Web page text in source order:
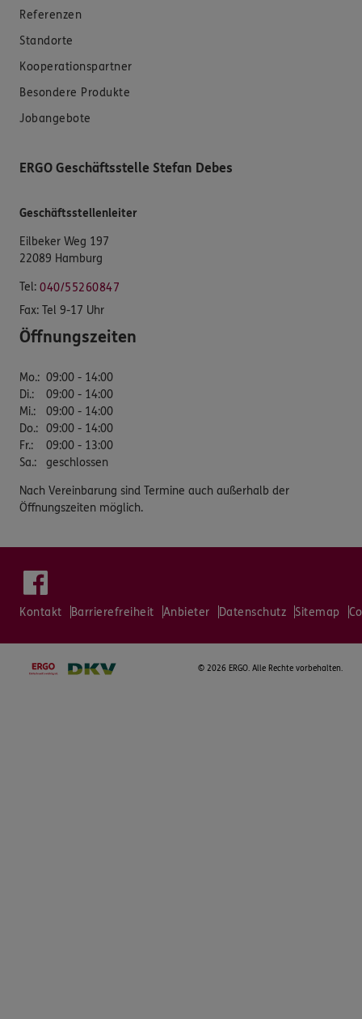
Referenzen
Standorte
Kooperationspartner
Besondere Produkte
Jobangebote
ERGO Geschäftsstelle Stefan Debes
Geschäftsstellenleiter
Eilbeker Weg 197
22089 Hamburg
Tel: 040/55260847
Fax: Tel 9-17 Uhr
Öffnungszeiten
Mo.: 09:00 - 14:00
Di.:
09:00 - 14:00
Mi.:
09:00 - 14:00
Do.: 09:00 - 14:00
Fr.:
09:00 - 13:00
Sa.: geschlossen
Nach Vereinbarung sind Termine auch außerhalb der
Öffnungszeiten möglich.
Kontakt Barrierefreiheit Anbieter Datenschutz Sitemap
© 2026 ERGO. Alle Rechte vorbehalten.